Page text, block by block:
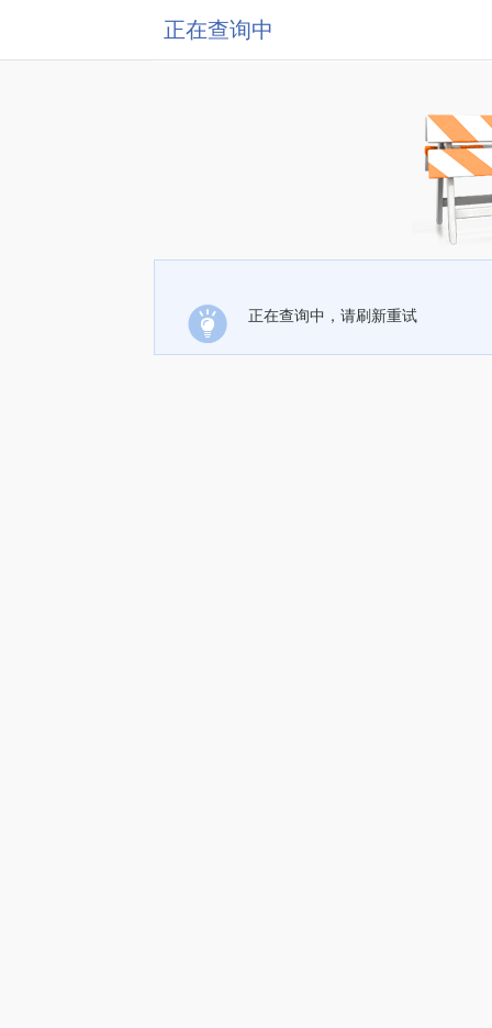
正在查询中
正在查询中，请刷新重试